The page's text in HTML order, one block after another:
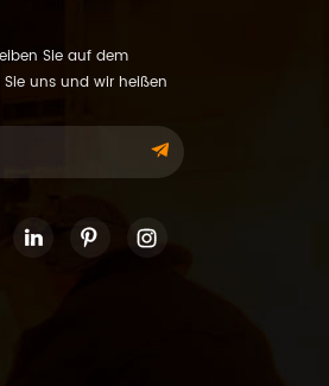
Sie auf dem
uns und wir heißen